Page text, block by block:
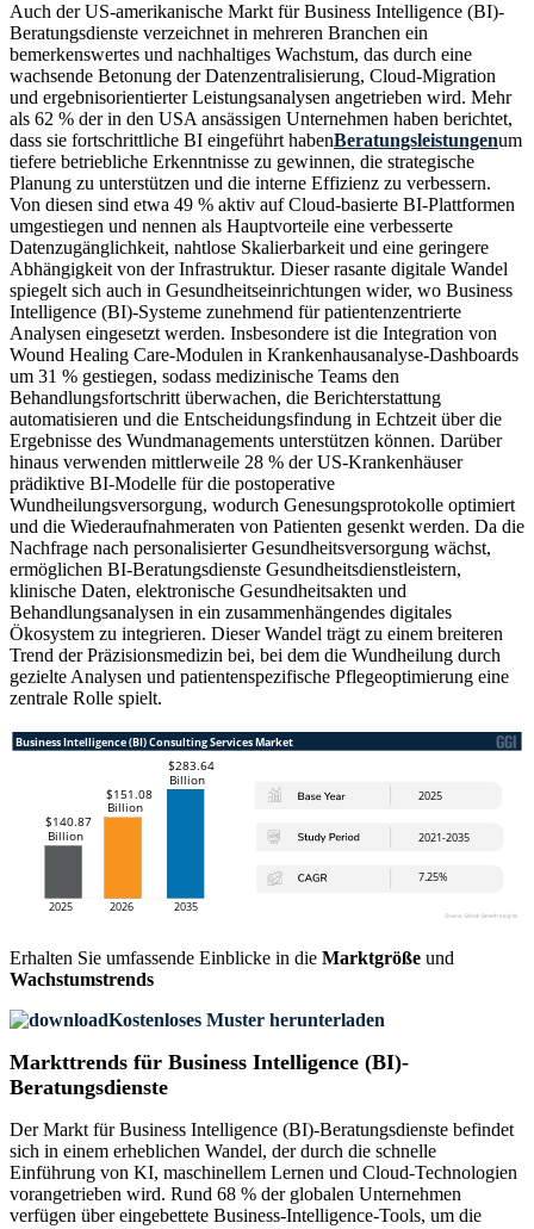
Auch der US-amerikanische Markt für Business Intelligence (BI)-
Beratungsdienste verzeichnet in mehreren Branchen ein
bemerkenswertes und nachhaltiges Wachstum, das durch eine
wachsende Betonung der Datenzentralisierung, Cloud-Migration
und ergebnisorientierter Leistungsanalysen angetrieben wird. Mehr
als 62 % der in den USA ansässigen Unternehmen haben berichtet,
dass sie fortschrittliche BI eingeführt habenBeratungsleistungenum
tiefere betriebliche Erkenntnisse zu gewinnen, die strategische
Planung zu unterstützen und die interne Effizienz zu verbessern.
Von diesen sind etwa 49 % aktiv auf Cloud-basierte BI-Plattformen
umgestiegen und nennen als Hauptvorteile eine verbesserte
Datenzugänglichkeit, nahtlose Skalierbarkeit und eine geringere
Abhängigkeit von der Infrastruktur. Dieser rasante digitale Wandel
spiegelt sich auch in Gesundheitseinrichtungen wider, wo Business
Intelligence (BI)-Systeme zunehmend für patientenzentrierte
Analysen eingesetzt werden. Insbesondere ist die Integration von
Wound Healing Care-Modulen in Krankenhausanalyse-Dashboards
um 31 % gestiegen, sodass medizinische Teams den
Behandlungsfortschritt überwachen, die Berichterstattung
automatisieren und die Entscheidungsfindung in Echtzeit über die
Ergebnisse des Wundmanagements unterstützen können. Darüber
hinaus verwenden mittlerweile 28 % der US-Krankenhäuser
prädiktive BI-Modelle für die postoperative
Wundheilungsversorgung, wodurch Genesungsprotokolle optimiert
und die Wiederaufnahmeraten von Patienten gesenkt werden. Da die
Nachfrage nach personalisierter Gesundheitsversorgung wächst,
ermöglichen BI-Beratungsdienste Gesundheitsdienstleistern,
klinische Daten, elektronische Gesundheitsakten und
Behandlungsanalysen in ein zusammenhängendes digitales
Ökosystem zu integrieren. Dieser Wandel trägt zu einem breiteren
Trend der Präzisionsmedizin bei, bei dem die Wundheilung durch
gezielte Analysen und patientenspezifische Pflegeoptimierung eine
zentrale Rolle spielt.
Erhalten Sie umfassende Einblicke in die Marktgröße und
Wachstumstrends
Kostenloses Muster herunterladen
Markttrends für Business Intelligence (BI)-
Beratungsdienste
Der Markt für Business Intelligence (BI)-Beratungsdienste befindet
sich in einem erheblichen Wandel, der durch die schnelle
Einführung von KI, maschinellem Lernen und Cloud-Technologien
vorangetrieben wird. Rund 68 % der globalen Unternehmen
verfügen über eingebettete Business-Intelligence-Tools, um die